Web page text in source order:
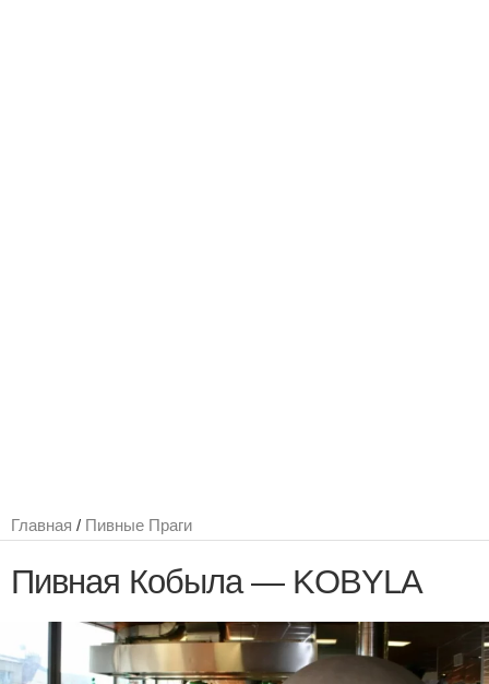
Главная / Пивные Праги
Пивная Кобыла — KOBYLA